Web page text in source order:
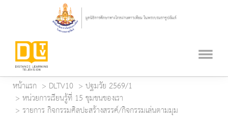
หน้าแรก DLTV10
ปฐมวัย 2569/1
หน่วยการเรียนรู้ที่ 15 ชุมชนของเรา
รายการ กิจกรรมศิลปะสร้างสรรค์/กิจกรรมเล่นตามมุม